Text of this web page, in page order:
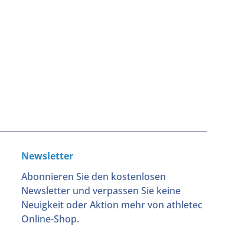
Newsletter
Abonnieren Sie den kostenlosen
Newsletter und verpassen Sie keine
Neuigkeit oder Aktion mehr von athletec
Online-Shop.